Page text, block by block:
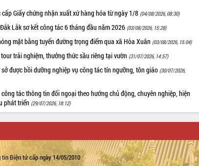
Giấy chứng nhận xuất xứ hàng hóa từ ngày 1/8 (04/08/2026, 08:30)
Lắk sơ kết công tác 6 tháng đầu năm 2026 (03/08/2026, 15:28)
mặt bằng tuyến đường trọng điểm qua xã Hòa Xuân (03/08/2026, 15:04)
trải nghiệm, thưởng thức sầu riêng tại vườn (31/07/2026, 14:57)
được bồi dưỡng nghiệp vụ công tác tín ngưỡng, tôn giáo (30/07/2026,
tác thông tin đối ngoại theo hướng chủ động, chuyên nghiệp, hiện
phát triển (29/07/2026, 18:12)
tin Điện tử cấp ngày 14/05/2010